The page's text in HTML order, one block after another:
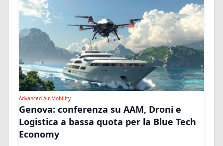
Advanced Air Mobility
Genova: conferenza su AAM, Droni e
Logistica a bassa quota per la Blue Tech
Economy